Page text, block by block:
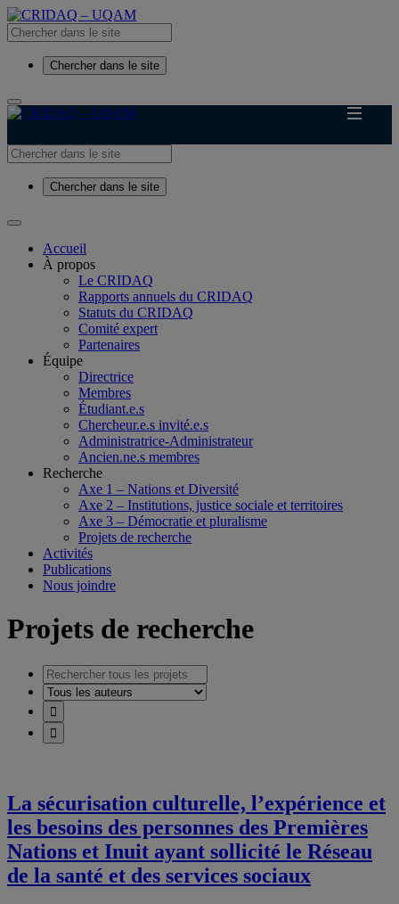
Chercher dans le site
Chercher dans le site
Accueil
À propos
Le CRIDAQ
Rapports annuels du CRIDAQ
Statuts du CRIDAQ
Comité expert
Partenaires
Équipe
Directrice
Membres
Étudiant.e.s
Chercheur.e.s invité.e.s
Administratrice-Administrateur
Ancien.ne.s membres
Recherche
Axe 1 – Nations et Diversité
Axe 2 – Institutions, justice sociale et territoires
Axe 3 – Démocratie et pluralisme
Projets de recherche
Activités
Publications
Nous joindre
Projets de recherche
Rechercher
tous
les
projets
Tous
les
auteurs
La sécurisation culturelle, l’expérience et
les besoins des personnes des Premières
Nations et Inuit ayant sollicité le Réseau
de la santé et des services sociaux